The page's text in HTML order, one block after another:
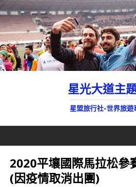
星光大道主
星盟旅行社-世界旅遊
2020平壤國際馬拉松參
(因疫情取消出團)